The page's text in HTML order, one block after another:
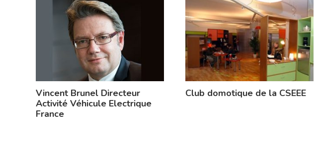
Vincent Brunel Directeur
Activité Véhicule Electrique
France
Club domotique de la CSEEE